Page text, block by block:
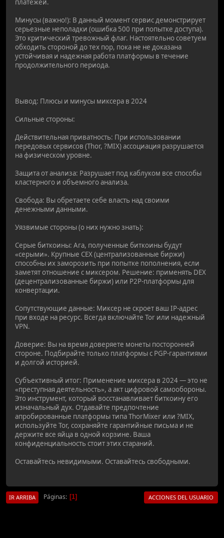
Минусы (важно!): В данный момент сервис демонстрирует
серьезные неполадки (ошибка 500 при попытке доступа).
Это критический тревожный флаг. Настоятельно советуем
обходить стороной до тех пор, пока не не доказана
устойчивая и надежная работа платформы в течение
продолжительного периода.
Вывод: Плюсы и минусы миксера в 2024
Сильные стороны:
Действительная приватность: При использовании
передовых сервисов (Thor, ?MIX) ассоциация разрушается
на физическом уровне.
Защита от анализа: Разрушает под каблуком все способы
кластерного и объемного анализа.
Свобода: Вы обретаете себе власть над своими
денежными данными.
Уязвимые стороны (о них нужно знать):
Серые биткоины: Ага, полученные биткоины будут
«серыми». Крупные CEX (централизованные биржи)
способны их заморозить при попытке пополнения, если
заметят отношение с миксером. Решение: применять DEX
(децентрализованные биржи) или P2P-платформы для
конвертации.
Сопутствующие данные: Миксер не скроет ваш IP-адрес
при входе на ресурс. Всегда включайте Tor или надежный
VPN.
Доверие: Вы на время доверяете монеты посторонней
стороне. Подбирайте только платформы с PGP-гарантиями
и долгой историей.
Субъективный итог: Применение миксера в 2024 — это не
«преступная деятельность», а акт цифровой самообороны.
Это инструмент, который восстанавливает биткоину его
изначальный дух. Отдавайте предпочтение
апробированные платформы типа ThorMixer или ?MIX,
используйте Tor, сохраняйте гарантийные письма и не
держите все яйца в одной корзине. Ваша
конфиденциальность стоит этих стараний.
Оставайтесь невидимыми. Оставайтесь свободными.
IR ARRIBA Páginas 1 ACCIONES DEL USUARIO